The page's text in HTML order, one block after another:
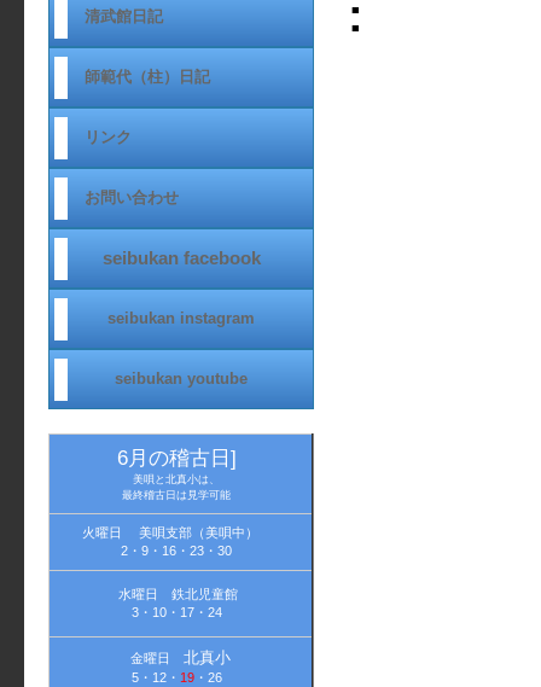
■
■
清武館日記
師範代（柱）日記
リンク
お問い合わせ
seibukan facebook
seibukan instagram
seibukan youtube
new!
6月の稽古日]
美唄と北真小は、
最終稽古日は見学可能
火曜日 美唄支部（美唄中）
2・9・16・23・30
水曜日 鉄北児童館
3・10・17・24
金曜日 北真小
5・12・ 19・26